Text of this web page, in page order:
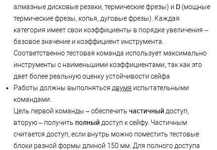
алмазные дисковые резаки, термические фрезы) и D (мощные
термические фрезы, копья, дуговые фрезы). Каждая
категория имеет свои коэффициенты в порядке увеличения –
базовое значение и коэффициент инструмента.
Соответственно тестовая команда использует максимально
инструменты с наименьшими коэффициентами, так как это
дает более реальную оценку устойчивости сейфа
Работы должны выполняться двумя испытательными
командами.
Цель первой команды – обеспечить частичный доступ,
вторую – получить полный доступ к сейфу. Частичным
считается доступ, если внутрь можно поместить тестовые
блоки разной формы длиной 150 мм. Для полного доступа